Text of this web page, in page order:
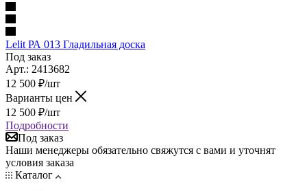
Lelit РА 013 Гладильная доска
Под заказ
Арт.: 2413682
12 500 ₽/шт
Варианты цен
12 500 ₽/шт
Подробности
Под заказ
Наши менеджеры обязательно свяжутся с вами и уточнят
условия заказа
Каталог